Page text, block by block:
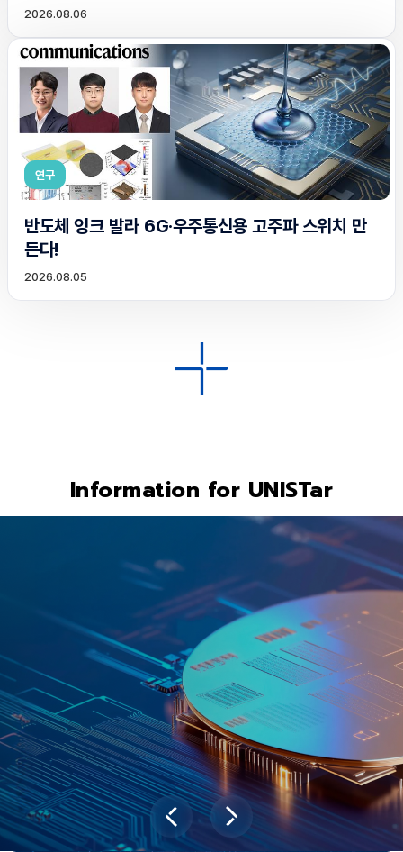
2026.08.06
연구
반도체 잉크 발라 6G·우주통신용 고주파 스위치 만
든다!
2026.08.05
Information for UNISTar